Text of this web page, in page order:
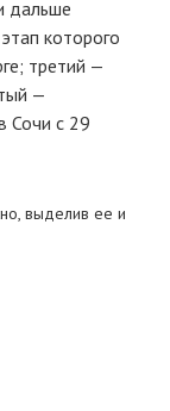
дальше
которого
; третий —
—
Сочи с 29
выделив ее и